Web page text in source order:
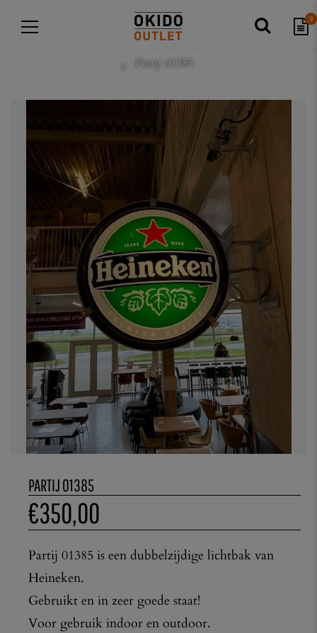
0
Partij 01385
PARTIJ 01385
€350,00
Partij 01385 is een dubbelzijdige lichtbak van
Heineken.
Gebruikt en in zeer goede staat!
Voor gebruik indoor en outdoor.